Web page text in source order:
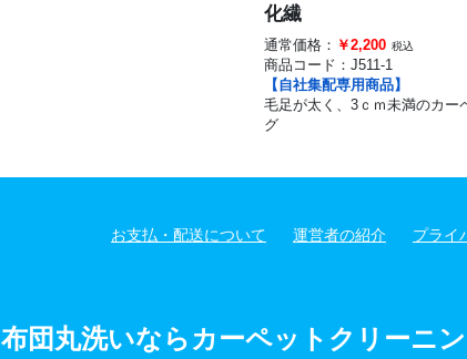
化繊
通常価格： ￥2,200 税込
商品コード： J511-1
【自社集配専用商品】
毛足が太く、3ｃｍ未満のカー
グ
お支払・配送について 運営者の紹介 プライ
布団丸洗いならカーペットクリーニ